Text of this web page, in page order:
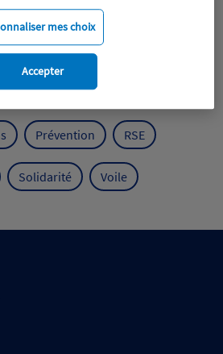
Fondation Macif
Prévention RSE
Solidarité Voile
mes choix
Accepter